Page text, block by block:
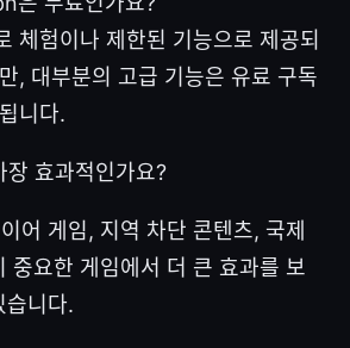
체험이나 제한된 기능으로 제공되
, 대부분의 고급 기능은 유료 구독
니다.
장 효과적인가요?
어 게임, 지역 차단 콘텐츠, 국제
중요한 게임에서 더 큰 효과를 보
습니다.